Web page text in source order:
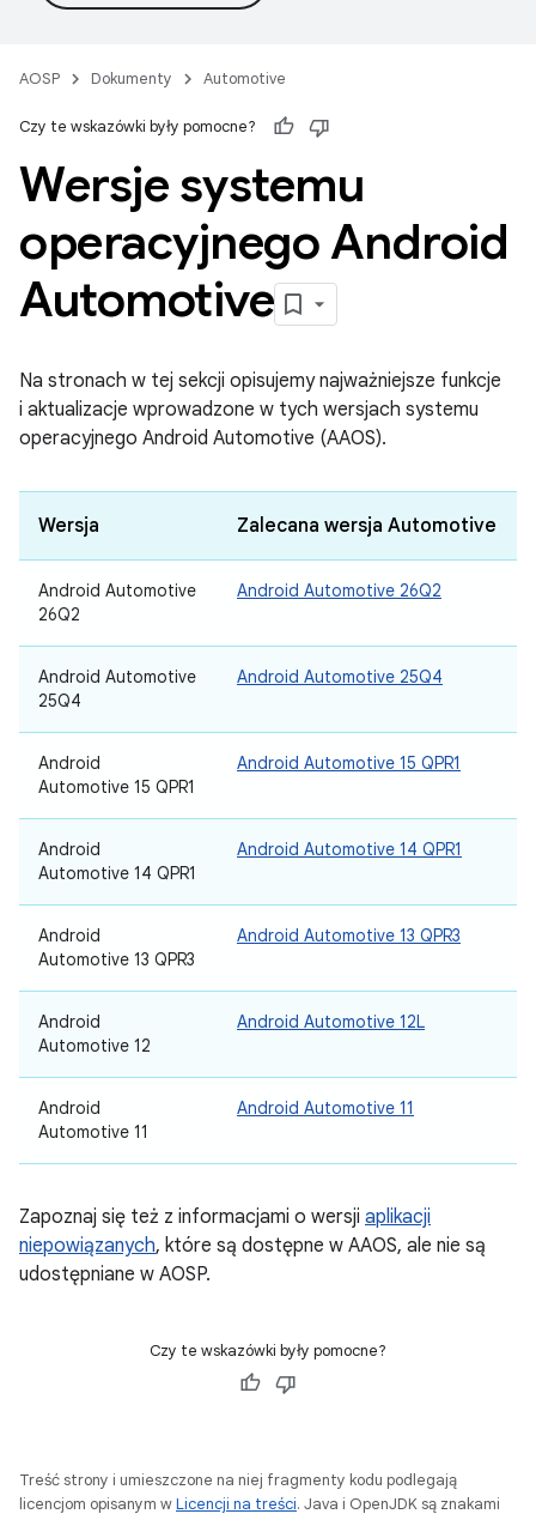
AOSP Dokumenty Automotive
Czy te wskazówki były pomocne?
Wersje systemu
operacyjnego Android
Automotive
Na stronach w tej sekcji opisujemy najważniejsze funkcje
i aktualizacje wprowadzone w tych wersjach systemu
operacyjnego Android Automotive (AAOS).
Wersja Zalecana wersja Automotive
Android Automotive
26Q2
Android Automotive 26Q2
Android Automotive
25Q4
Android Automotive 25Q4
Android
Automotive 15 QPR1
Android Automotive 15 QPR1
Android
Automotive 14 QPR1
Android Automotive 14 QPR1
Android
Automotive 13 QPR3
Android Automotive 13 QPR3
Android
Automotive 12
Android Automotive 12L
Android
Automotive 11
Android Automotive 11
Zapoznaj się też z informacjami o wersji aplikacji
niepowiązanych, które są dostępne w AAOS, ale nie są
udostępniane w AOSP.
Czy te wskazówki były pomocne?
Treść strony i umieszczone na niej fragmenty kodu podlegają
licencjom opisanym wLicencji na treści. Java i OpenJDK są znakami